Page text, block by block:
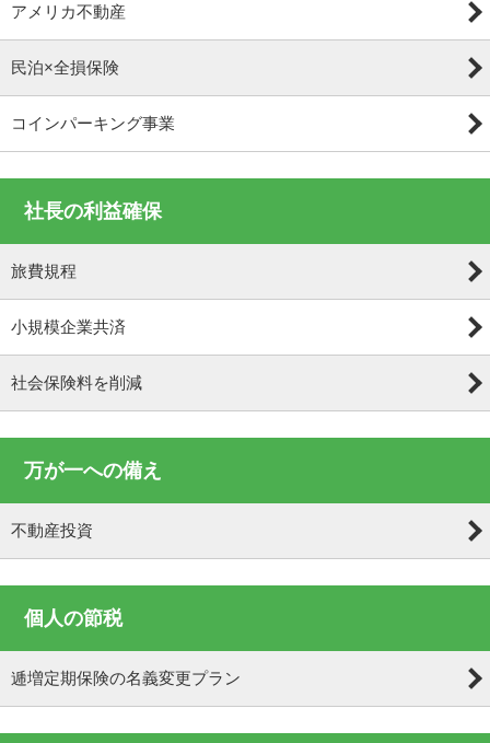
アメリカ不動産
民泊×全損保険
コインパーキング事業
社長の利益確保
旅費規程
小規模企業共済
社会保険料を削減
万が一への備え
不動産投資
個人の節税
逓増定期保険の名義変更プラン